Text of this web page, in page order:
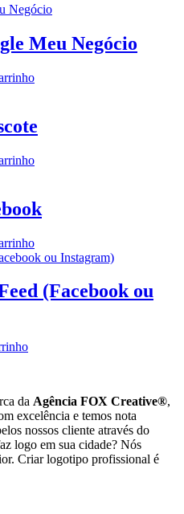
Meu Negócio
(Facebook ou
da Agência FOX Creative®,
excelência e temos nota
nossos cliente através do
logo em sua cidade? Nós
Criar logotipo profissional é